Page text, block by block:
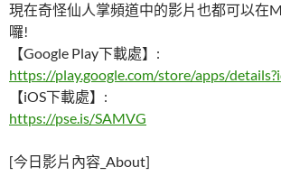
現在奇怪仙人掌頻道中的影片也都可以在
囉!
【Google Play下載處】:
https://play.google.com/store/apps/
【iOS下載處】:
https://pse.is/SAMVG
[今日影片內容_About]